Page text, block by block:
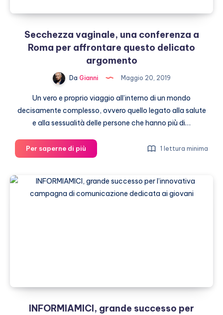
Secchezza vaginale, una conferenza a
Roma per affrontare questo delicato
argomento
Da Gianni Maggio 20, 2019
Un vero e proprio viaggio all’interno di un mondo
decisamente complesso, ovvero quello legato alla salute
e alla sessualità delle persone che hanno più di…
Per saperne di più
vaginale,
conferenza
a
1 lettura minima
INFORMIAMICI, grande successo per